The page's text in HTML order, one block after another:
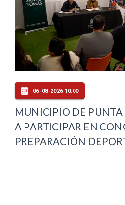
06-08-2026 10:00
MUNICIPIO DE
A PARTICIPAR EN
PREPARACIÓN